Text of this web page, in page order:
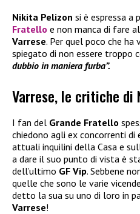
Nikita Pelizon si è espressa a
Fratello e non manca di fare
Varrese. Per quel poco che
spiegato di non essere troppo
dubbio in maniera furba”.
Varrese, le critiche di
I fan del Grande Fratello
chiedono agli ex concorrenti di
attuali inquilini della Casa e
a dare il suo punto di vista è
dell’ultimo GF Vip. Sebbene
quelle che sono le varie
detto la sua su uno di loro in
Varrese!